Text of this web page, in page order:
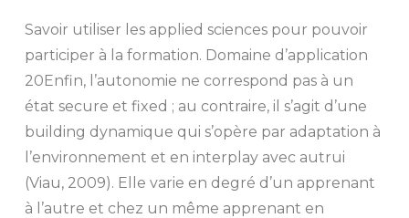
Savoir utiliser les applied sciences pour pouvoir
participer à la formation. Domaine d’application
20Enfin, l’autonomie ne correspond pas à un
état secure et fixed ; au contraire, il s’agit d’une
building dynamique qui s’opère par adaptation à
l’environnement et en interplay avec autrui
(Viau, 2009). Elle varie en degré d’un apprenant
à l’autre et chez un même apprenant en